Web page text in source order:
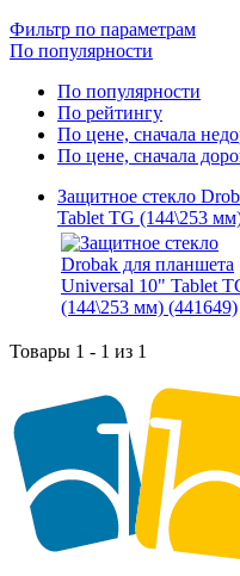
Фильтр по параметрам
По популярности
По популярности
По рейтингу
По цене, сначала
По цене, сначала
Защитное стекло
Tablet TG (144\253
Товары 1 - 1 из 1